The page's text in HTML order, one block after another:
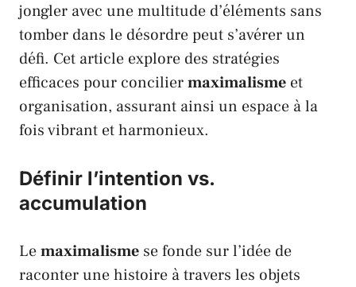
jongler avec une multitude d’éléments sans
tomber dans le désordre peut s’avérer un
défi. Cet article explore des stratégies
efficaces pour conciliermaximalisme et
organisation, assurant ainsi un espace à la
fois vibrant et harmonieux.
Définir l’intention vs.
accumulation
Lemaximalisme se fonde sur l’idée de
raconter une histoire à travers les objets